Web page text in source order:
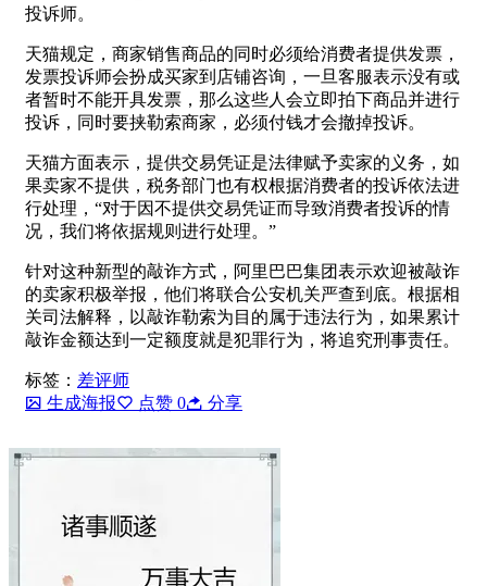
投诉师。
天猫规定，商家销售商品的同时必须给消费者提供发票，
发票投诉师会扮成买家到店铺咨询，一旦客服表示没有或
者暂时不能开具发票，那么这些人会立即拍下商品并进行
投诉，同时要挟勒索商家，必须付钱才会撤掉投诉。
天猫方面表示，提供交易凭证是法律赋予卖家的义务，如
果卖家不提供，税务部门也有权根据消费者的投诉依法进
行处理，“对于因不提供交易凭证而导致消费者投诉的情
况，我们将依据规则进行处理。”
针对这种新型的敲诈方式，阿里巴巴集团表示欢迎被敲诈
的卖家积极举报，他们将联合公安机关严查到底。根据相
关司法解释，以敲诈勒索为目的属于违法行为，如果累计
敲诈金额达到一定额度就是犯罪行为，将追究刑事责任。
标签： 差评师
生成海报
点赞 0 分享